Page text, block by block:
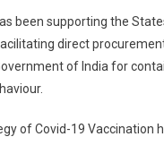
been supporting the
direct
of India for
of Covid-19 Vaccination